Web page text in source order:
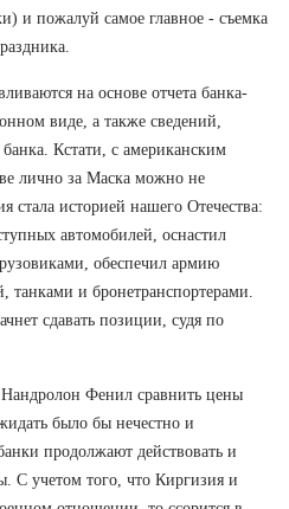
и пожалуй самое главное - съемка
на основе отчета банка-
виде, а также сведений,
Кстати, с американским
лично за Маска можно не
стала историей нашего Отечества:
автомобилей, оснастил
обеспечил армию
танками и бронетранспортерами.
сдавать позиции, судя по
Фенил сравнить цены
было бы нечестно и
продолжают действовать и
С учетом того, что Киргизия и